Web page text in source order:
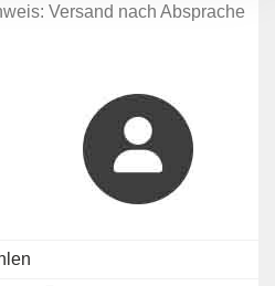
Versand nach Absprache